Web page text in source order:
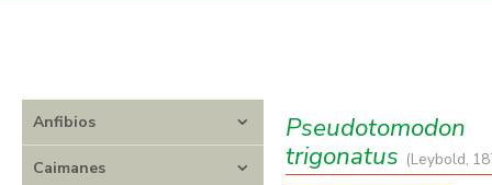
Anfibios
Caimanes
Pseudotomodon
trigonatus (Leybold,